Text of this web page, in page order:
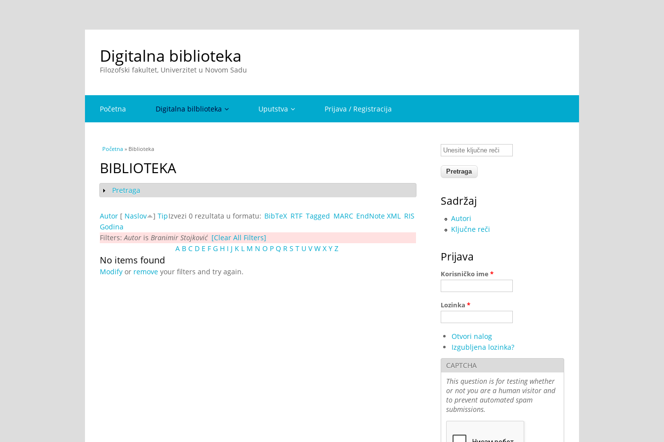
Digitalna biblioteka
Filozofski fakultet, Univerzitet u Novom Sadu
Početna Digitalna bilblioteka Uputstva Prijava / Registracija
You are here
Početna » Biblioteka
BIBLIOTEKA
Show
Pretraga
Izvezi 0 rezultata u formatu: BibTeX RTF Tagged MARC EndNote XML RIS
Autor [ Naslov ] Tip
Godina
Filters: Autor is Branimir Stojković [Clear All Filters]
A B C D E F G H I J K L M N O P Q R S T U V W X Y Z
No items found
Modify or remove your filters and try again.
Unesite ključne reči
Sadržaj
Autori
Ključne reči
Prijava
Korisničko ime *
Lozinka *
Otvori nalog
Izgubljena lozinka?
CAPTCHA
This question is for testing whether
or not you are a human visitor and
to prevent automated spam
submissions.